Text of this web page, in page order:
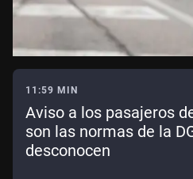
11:59 MIN
Aviso a los pasajeros
son las normas de la
desconocen